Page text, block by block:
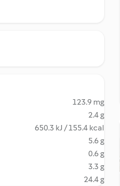
123.9 mg
2.4 g
650.3 kJ / 155.4 kcal
5.6 g
0.6 g
3.3 g
24.4 g